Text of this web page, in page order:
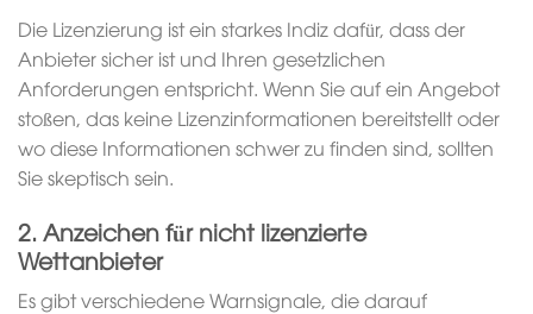
Die Lizenzierung ist ein starkes Indiz dafür, dass der
Anbieter sicher ist und Ihren gesetzlichen
Anforderungen entspricht. Wenn Sie auf ein Angebot
stoßen, das keine Lizenzinformationen bereitstellt oder
wo diese Informationen schwer zu finden sind, sollten
Sie skeptisch sein.
2. Anzeichen für nicht lizenzierte
Wettanbieter
Es gibt verschiedene Warnsignale, die darauf